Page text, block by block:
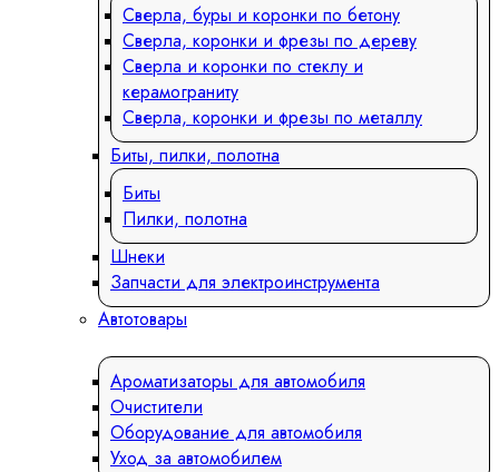
Сверла, буры и коронки по бетону
Сверла, коронки и фрезы по дереву
Сверла и коронки по стеклу и
керамограниту
Сверла, коронки и фрезы по металлу
Биты, пилки, полотна
Биты
Пилки, полотна
Шнеки
Запчасти для электроинструмента
Автотовары
Ароматизаторы для автомобиля
Очистители
Оборудование для автомобиля
Уход за автомобилем